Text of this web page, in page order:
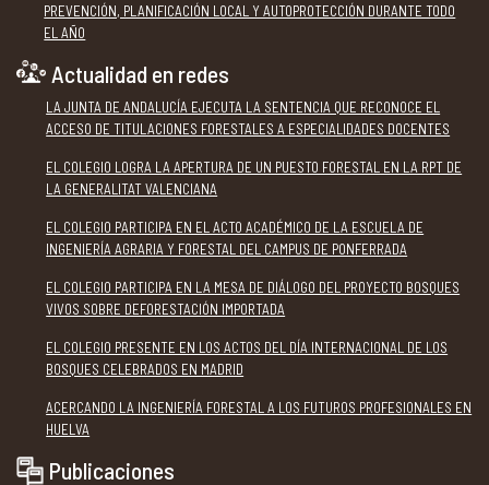
PREVENCIÓN, PLANIFICACIÓN LOCAL Y AUTOPROTECCIÓN DURANTE TODO
EL AÑO
Actualidad en redes
LA JUNTA DE ANDALUCÍA EJECUTA LA SENTENCIA QUE RECONOCE EL
ACCESO DE TITULACIONES FORESTALES A ESPECIALIDADES DOCENTES
EL COLEGIO LOGRA LA APERTURA DE UN PUESTO FORESTAL EN LA RPT DE
LA GENERALITAT VALENCIANA
EL COLEGIO PARTICIPA EN EL ACTO ACADÉMICO DE LA ESCUELA DE
INGENIERÍA AGRARIA Y FORESTAL DEL CAMPUS DE PONFERRADA
EL COLEGIO PARTICIPA EN LA MESA DE DIÁLOGO DEL PROYECTO BOSQUES
VIVOS SOBRE DEFORESTACIÓN IMPORTADA
EL COLEGIO PRESENTE EN LOS ACTOS DEL DÍA INTERNACIONAL DE LOS
BOSQUES CELEBRADOS EN MADRID
ACERCANDO LA INGENIERÍA FORESTAL A LOS FUTUROS PROFESIONALES EN
HUELVA
Publicaciones